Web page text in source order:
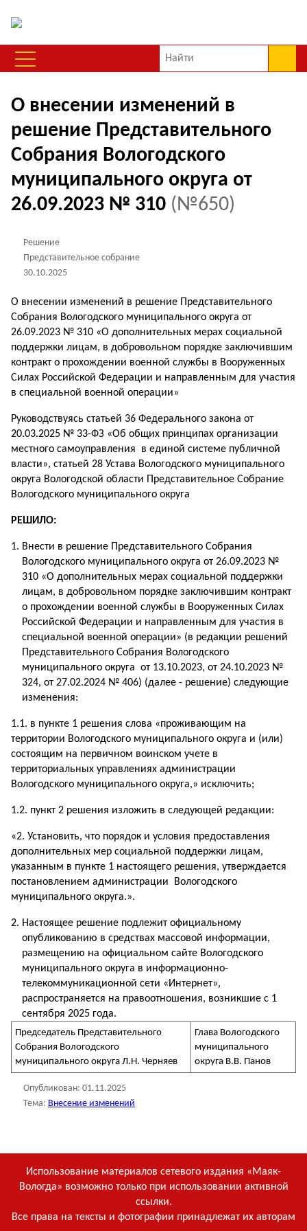
О внесении изменений в
решение Представительного
Собрания Вологодского
муниципального округа от
26.09.2023 № 310 (№650)
Решение
Представительное собрание
30.10.2025
О внесении изменений в решение Представительного
Собрания Вологодского муниципального округа от
26.09.2023 № 310 «О дополнительных мерах социальной
поддержки лицам, в добровольном порядке заключившим
контракт о прохождении военной службы в Вооруженных
Силах Российской Федерации и направленным для участия
в специальной военной операции»
Руководствуясь статьей 36 Федерального закона от
20.03.2025 № 33-ФЗ «Об общих принципах организации
местного самоуправления в единой системе публичной
власти», статьей 28 Устава Вологодского муниципального
округа Вологодской области Представительное Собрание
Вологодского муниципального округа
РЕШИЛО:
Внести в решение Представительного Собрания
Вологодского муниципального округа от 26.09.2023 №
310 «О дополнительных мерах социальной поддержки
лицам, в добровольном порядке заключившим контракт
о прохождении военной службы в Вооруженных Силах
Российской Федерации и направленным для участия в
специальной военной операции» (в редакции решений
Представительного Собрания Вологодского
муниципального округа от 13.10.2023, от 24.10.2023 №
324, от 27.02.2024 № 406) (далее - решение) следующие
изменения:
1.1. в пункте 1 решения слова «проживающим на
территории Вологодского муниципального округа и (или)
состоящим на первичном воинском учете в
территориальных управлениях администрации
Вологодского муниципального округа,» исключить;
1.2. пункт 2 решения изложить в следующей редакции:
«2. Установить, что порядок и условия предоставления
дополнительных мер социальной поддержки лицам,
указанным в пункте 1 настоящего решения, утверждается
постановлением администрации Вологодского
муниципального округа.».
Настоящее решение подлежит официальному
опубликованию в средствах массовой информации,
размещению на официальном сайте Вологодского
муниципального округа в информационно-
телекоммуникационной сети «Интернет»,
распространяется на правоотношения, возникшие с 1
сентября 2025 года.
Председатель Представительного
Собрания Вологодского
муниципального округа Л.Н. Черняев
Глава Вологодского
муниципального
округа В.В. Панов
Опубликован: 01.11.2025
Тема: Внесение изменений
Использование материалов сетевого издания «Маяк-
Вологда» возможно только при использовании активной
ссылки.
Все права на тексты и фотографии принадлежат их авторам